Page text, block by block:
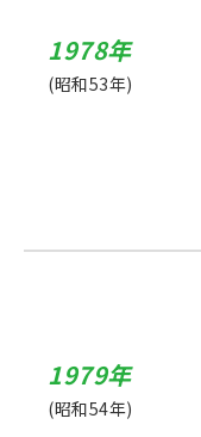
1978年
(昭和53年)
1979年
(昭和54年)